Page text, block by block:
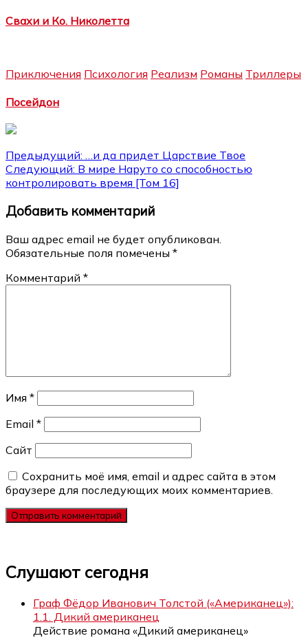
Свахи и Ко. Николетта
Приключения Психология Реализм Романы Триллеры
Посейдон
Навигация
по
записям
Предыдущий: …и да придет Царствие Твое
Следующий: В мире Наруто со способностью
контролировать время [Том 16]
Добавить комментарий
Ваш адрес email не будет опубликован.
Обязательные поля помечены *
Комментарий *
Имя *
Email *
Сайт
Сохранить моё имя, email и адрес сайта в этом
браузере для последующих моих комментариев.
Слушают сегодня
Граф Фёдор Иванович Толстой («Американец»):
1.1. Дикий американец
Действие романа «Дикий американец»